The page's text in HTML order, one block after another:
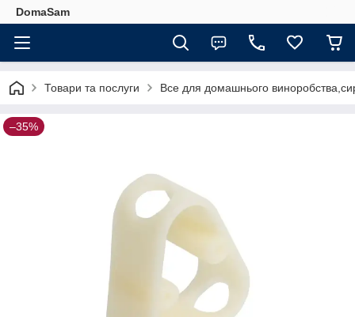
DomaSam
Товари та послуги Все для домашнього
–35%